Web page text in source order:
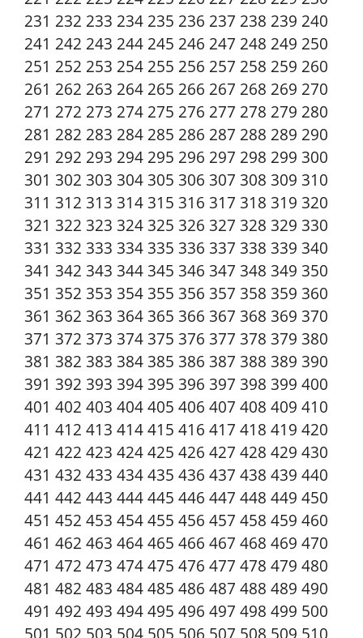
231 232 233 234 235 236 237 238 239 240
241 242 243 244 245 246 247 248 249 250
251 252 253 254 255 256 257 258 259 260
261 262 263 264 265 266 267 268 269 270
271 272 273 274 275 276 277 278 279 280
281 282 283 284 285 286 287 288 289 290
291 292 293 294 295 296 297 298 299 300
301 302 303 304 305 306 307 308 309 310
311 312 313 314 315 316 317 318 319 320
321 322 323 324 325 326 327 328 329 330
331 332 333 334 335 336 337 338 339 340
341 342 343 344 345 346 347 348 349 350
351 352 353 354 355 356 357 358 359 360
361 362 363 364 365 366 367 368 369 370
371 372 373 374 375 376 377 378 379 380
381 382 383 384 385 386 387 388 389 390
391 392 393 394 395 396 397 398 399 400
401 402 403 404 405 406 407 408 409 410
411 412 413 414 415 416 417 418 419 420
421 422 423 424 425 426 427 428 429 430
431 432 433 434 435 436 437 438 439 440
441 442 443 444 445 446 447 448 449 450
451 452 453 454 455 456 457 458 459 460
461 462 463 464 465 466 467 468 469 470
471 472 473 474 475 476 477 478 479 480
481 482 483 484 485 486 487 488 489 490
491 492 493 494 495 496 497 498 499 500